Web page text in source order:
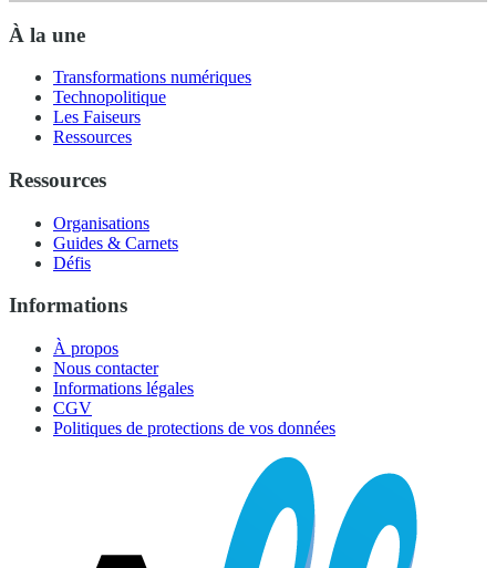
À la une
Transformations numériques
Technopolitique
Les Faiseurs
Ressources
Ressources
Organisations
Guides & Carnets
Défis
Informations
À propos
Nous contacter
Informations légales
CGV
Politiques de protections de vos données